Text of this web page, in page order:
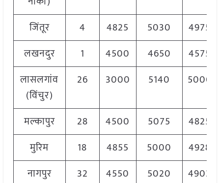
जिंतूर
4 4825 5030
4975
लखनदुर
1 4500 4650
4575
लासलगांव
(विंचुर)
26 3000 5140 5000
मल्कापुर 28 4500 5075
4825
मुरिम
18 4855 5000
4928
नागपुर
32 4550 5020
4903